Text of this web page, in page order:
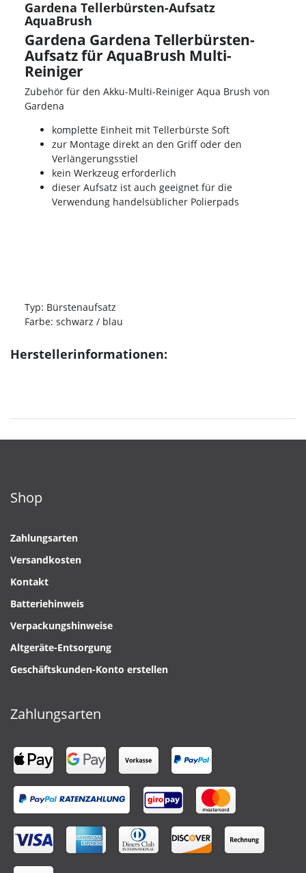
Gardena Tellerbürsten-Aufsatz
AquaBrush
Gardena Gardena Tellerbürsten-
Aufsatz für AquaBrush Multi-
Reiniger
Zubehör für den Akku-Multi-Reiniger Aqua Brush von
Gardena
komplette Einheit mit Tellerbürste Soft
zur Montage direkt an den Griff oder den
Verlängerungsstiel
kein Werkzeug erforderlich
dieser Aufsatz ist auch geeignet für die
Verwendung handelsüblicher Polierpads
Typ: Bürstenaufsatz
Farbe: schwarz / blau
Herstellerinformationen:
Shop
Zahlungsarten
Versandkosten
Kontakt
Batteriehinweis
Verpackungshinweise
Altgeräte-Entsorgung
Geschäftskunden-Konto erstellen
Zahlungsarten